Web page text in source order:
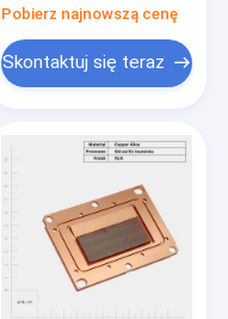
Pobierz najnowszą cenę
Skontaktuj się teraz